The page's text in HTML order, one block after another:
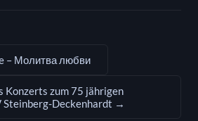
– Молитва любви
Konzerts zum 75 jährigen
Steinberg-Deckenhardt →